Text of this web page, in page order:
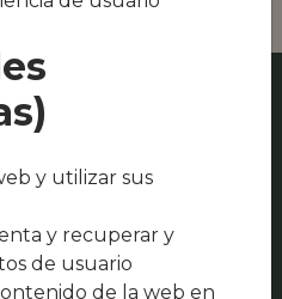
y utilizar sus
y recuperar y
de usuario
de la web en